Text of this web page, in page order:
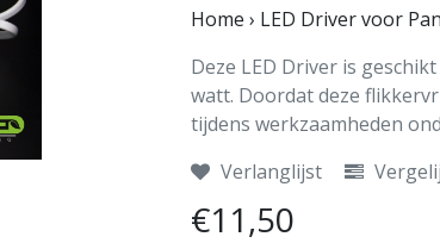
Home › LED Driver voor
Deze LED Driver is
watt. Doordat deze
tijdens werkzaamheden
Verlanglijst
€11,50